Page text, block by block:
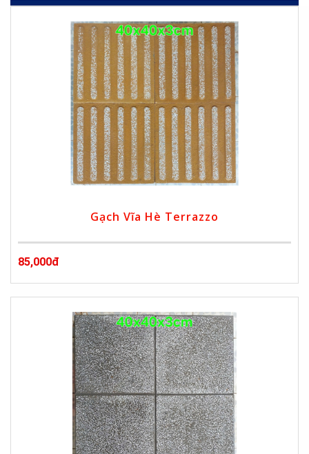
Gạch Vĩa Hè Terrazzo
85,000đ